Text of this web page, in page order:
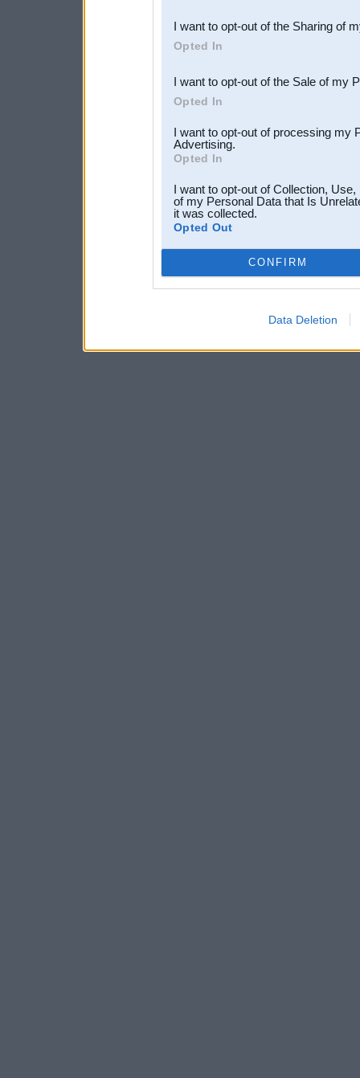
Downstream Participants
third parties.
I want to opt-out of the Sharing of
Opted In
I want to opt-out of the Sale of my
Opted In
I want to opt-out of processing my
Advertising.
Opted In
I want to opt-out of Collection,
of my Personal Data that Is
it was collected.
Opted Out
CONFIRM
Data Deletion